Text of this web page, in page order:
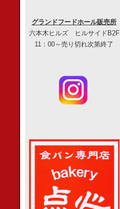
グランドフードホール販売所
六本木ヒルズ ヒルサイドB2F
11：00～売り切れ次第終了